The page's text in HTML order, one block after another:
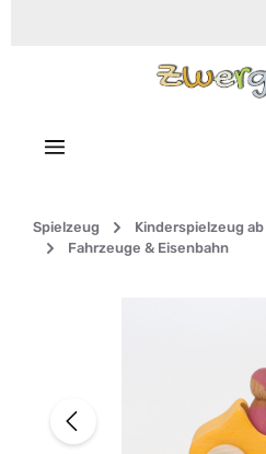
Spielzeug Kinderspielzeug ab
Fahrzeuge & Eisenbahn